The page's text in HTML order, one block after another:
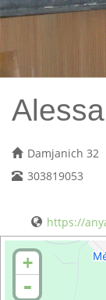
Damjanich 32
303819053
https://
+
-